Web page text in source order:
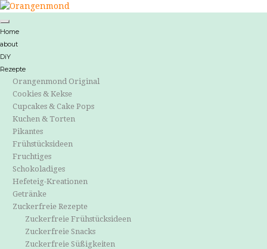
Home
about
DiY
Rezepte
Orangenmond Original
Cookies & Kekse
Cupcakes & Cake Pops
Kuchen & Torten
Pikantes
Frühstücksideen
Fruchtiges
Schokoladiges
Hefeteig-Kreationen
Getränke
Zuckerfreie Rezepte
Zuckerfreie Frühstücksideen
Zuckerfreie Snacks
Zuckerfreie Süßigkeiten